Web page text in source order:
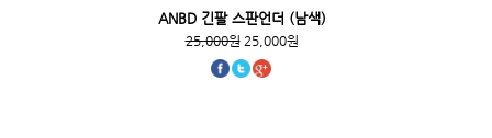
ANBD 긴팔 스판언더 (남색)
25,000원25,000원